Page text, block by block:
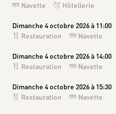
Navette
Hôtellerie
Dimanche 4 octobre 2026 à 11:00
Restauration
Navette
Dimanche 4 octobre 2026 à 14:00
Restauration
Navette
Dimanche 4 octobre 2026 à 15:30
Restauration
Navette